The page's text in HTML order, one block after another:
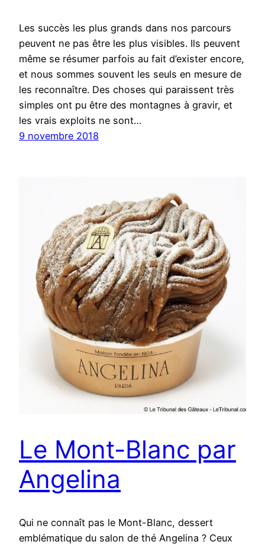
Les succès les plus grands dans nos parcours
peuvent ne pas être les plus visibles. Ils peuvent
même se résumer parfois au fait d’exister encore,
et nous sommes souvent les seuls en mesure de
les reconnaître. Des choses qui paraissent très
simples ont pu être des montagnes à gravir, et
les vrais exploits ne sont…
9 novembre 2018
Le Mont-Blanc par
Angelina
Qui ne connaît pas le Mont-Blanc, dessert
emblématique du salon de thé Angelina ? Ceux